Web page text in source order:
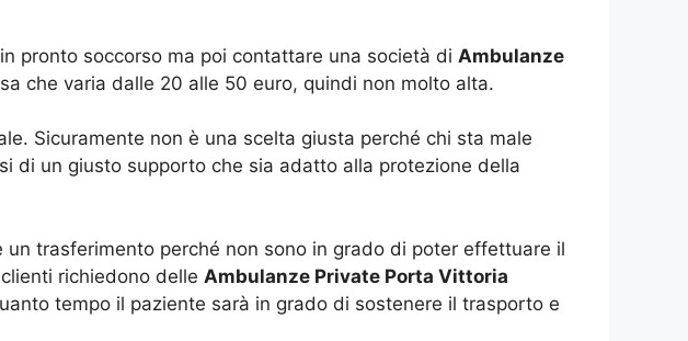
pronto soccorso ma poi contattare una società di Ambulanze
che varia dalle 20 alle 50 euro, quindi non molto alta.
Sicuramente non è una scelta giusta perché chi sta male
di un giusto supporto che sia adatto alla protezione della
trasferimento perché non sono in grado di poter effettuare il
richiedono delle Ambulanze Private Porta Vittoria
tempo il paziente sarà in grado di sostenere il trasporto e